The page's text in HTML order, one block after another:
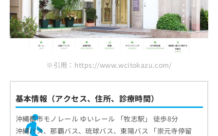
※引用：https://www.wcitokazu.com/
基本情報（アクセス、住所、診療時間）
沖縄都市モノレール ゆいレール 「牧志駅」 徒歩8分
沖縄バス、那覇バス、琉球バス、東陽バス 「崇元寺停留